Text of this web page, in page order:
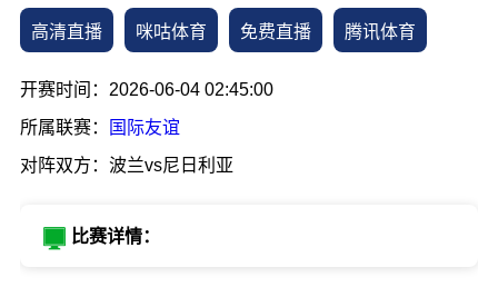
高清直播 咪咕体育 免费直播 腾讯体育
开赛时间：2026-06-04 02:45:00
所属联赛：
国际友谊
对阵双方：波兰vs尼日利亚
比赛详情：